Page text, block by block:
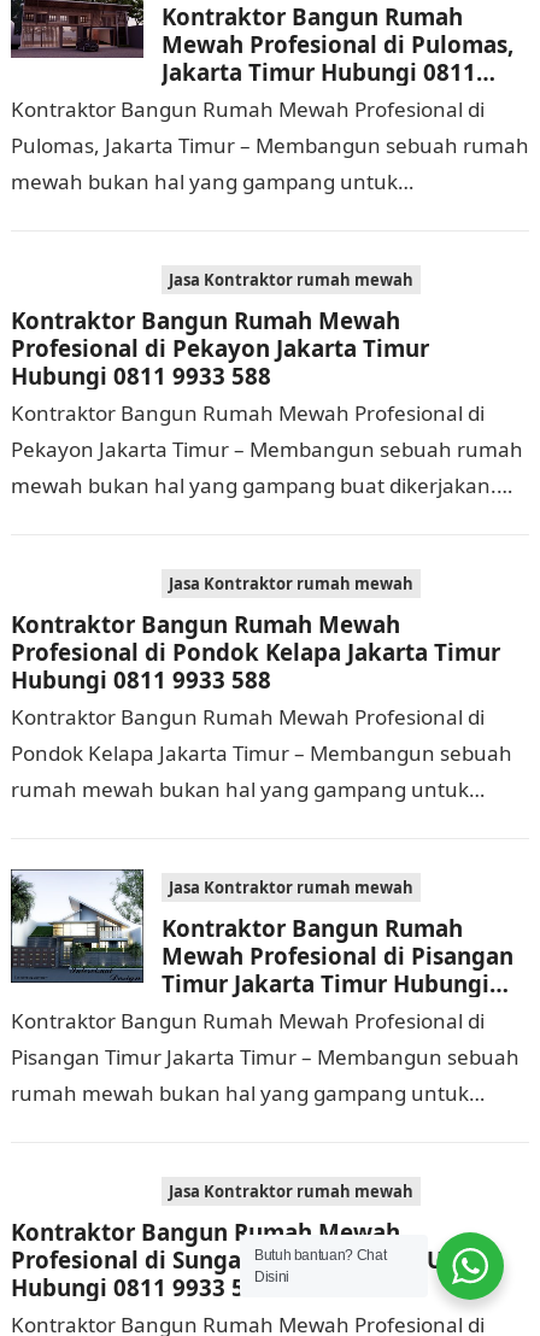
Kontraktor Bangun Rumah
Mewah Profesional di Pulomas,
Jakarta Timur Hubungi 0811
9933 588
Kontraktor Bangun Rumah Mewah Profesional di
Pulomas, Jakarta Timur – Membangun sebuah rumah
mewah bukan hal yang gampang untuk
Jasa Kontraktor rumah mewah
Kontraktor Bangun Rumah Mewah
Profesional di Pekayon Jakarta Timur
Hubungi 0811 9933 588
Kontraktor Bangun Rumah Mewah Profesional di
Pekayon Jakarta Timur – Membangun sebuah rumah
mewah bukan hal yang gampang buat dikerjakan.
Jasa Kontraktor rumah mewah
Kontraktor Bangun Rumah Mewah
Profesional di Pondok Kelapa Jakarta Timur
Hubungi 0811 9933 588
Kontraktor Bangun Rumah Mewah Profesional di
Pondok Kelapa Jakarta Timur – Membangun sebuah
rumah mewah bukan hal yang gampang untuk
Jasa Kontraktor rumah mewah
Kontraktor Bangun Rumah
Mewah Profesional di Pisangan
Timur Jakarta Timur Hubungi
0811 9933 588
Kontraktor Bangun Rumah Mewah Profesional di
Pisangan Timur Jakarta Timur – Membangun sebuah
rumah mewah bukan hal yang gampang untuk
Jasa Kontraktor rumah mewah
Kontraktor Bangun Rumah Mewah
Profesional di Sungai Bambu Jakarta Utara
Hubungi 0811 9933 588
Kontraktor Bangun Rumah Mewah Profesional di
Butuh bantuan? Chat
Disini